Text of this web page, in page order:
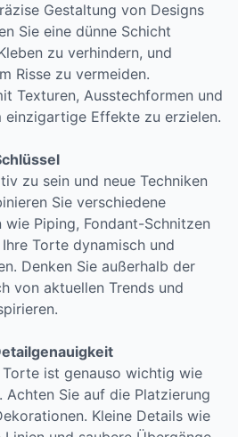
Gestaltung von Designs
Sie eine dünne Schicht
zu verhindern, und
Risse zu vermeiden.
Texturen, Ausstechformen und
einzigartige Effekte zu erzielen.
zu sein und neue Techniken
Sie verschiedene
Piping, Fondant-Schnitzen
Torte dynamisch und
Denken Sie außerhalb der
von aktuellen Trends und
ist genauso wichtig wie
Achten Sie auf die Platzierung
Kleine Details wie